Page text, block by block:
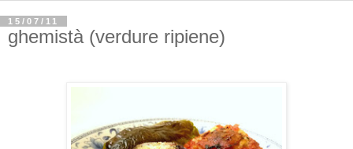
15/07/11
ghemistà (verdure ripiene)